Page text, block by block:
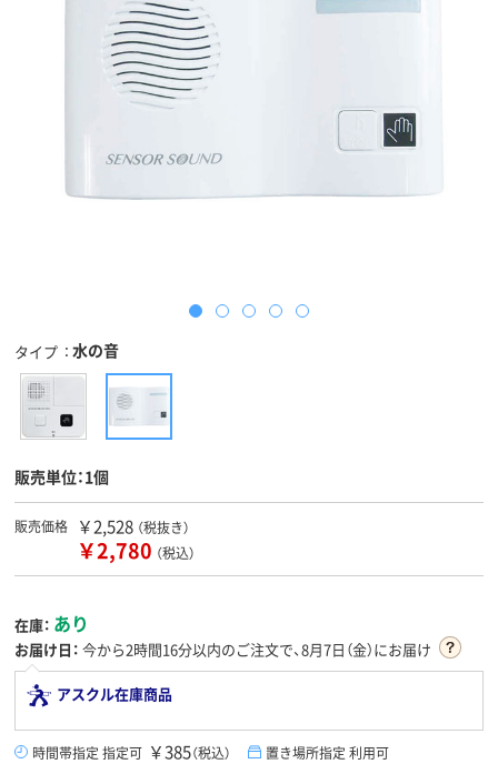
タイプ 水の音
販売単位：1個
販売価格 ￥2,528 （税抜き）
￥2,780 （税込）
在庫： あり
お届け日： 今から2時間16分以内のご注文で、8月7日（金）にお届け
アスクル在庫商品
時間帯指定 指定可 ￥385（税込） 置き場所指定 利用可